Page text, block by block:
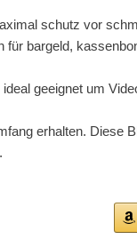
schutz vor
bargeld,
geeignet um
erhalten. Diese